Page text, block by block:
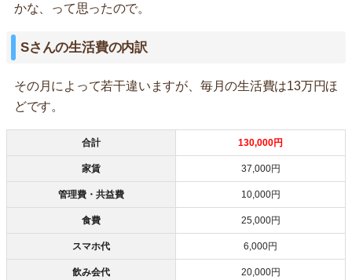
かな、って思ったので。
Sさんの生活費の内訳
その月によって若干違いますが、毎月の生活費は13万円ほ
どです。
合計 130,000円
家賃 37,000円
管理費・共益費 10,000円
食費 25,000円
スマホ代 6,000円
飲み会代 20,000円